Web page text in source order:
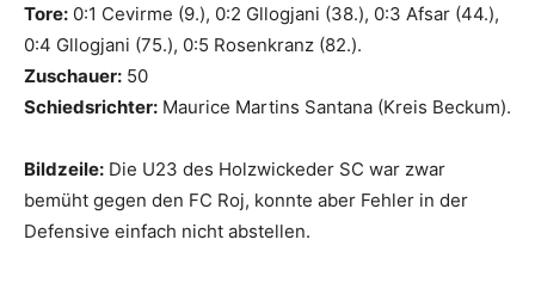
Tore: 0:1 Cevirme (9.), 0:2 Gllogjani (38.), 0:3 Afsar (44.),
0:4 Gllogjani (75.), 0:5 Rosenkranz (82.).
Zuschauer: 50
Schiedsrichter: Maurice Martins Santana (Kreis Beckum).
Bildzeile: Die U23 des Holzwickeder SC war zwar
bemüht gegen den FC Roj, konnte aber Fehler in der
Defensive einfach nicht abstellen.